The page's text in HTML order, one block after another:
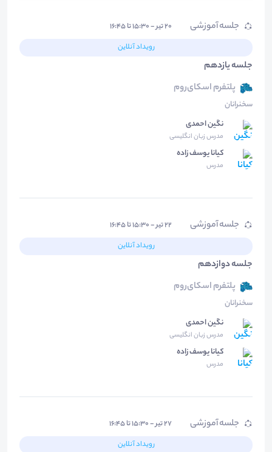
جلسه آموزشی
۲۰ تیر - ۱۵:۳۰ تا ۱۶:۴۵
رویداد آنلاین
جلسه یازدهم
پلتفرم اسکای‌روم
سخنرانان
نگین احمدی
مدرس زبان انگلیسی
کیانا یوسف زاده
مدرس
جلسه آموزشی
۲۲ تیر - ۱۵:۳۰ تا ۱۶:۴۵
رویداد آنلاین
جلسه دوازدهم
پلتفرم اسکای‌روم
سخنرانان
نگین احمدی
مدرس زبان انگلیسی
کیانا یوسف زاده
مدرس
جلسه آموزشی
۲۷ تیر - ۱۵:۳۰ تا ۱۶:۴۵
رویداد آنلاین